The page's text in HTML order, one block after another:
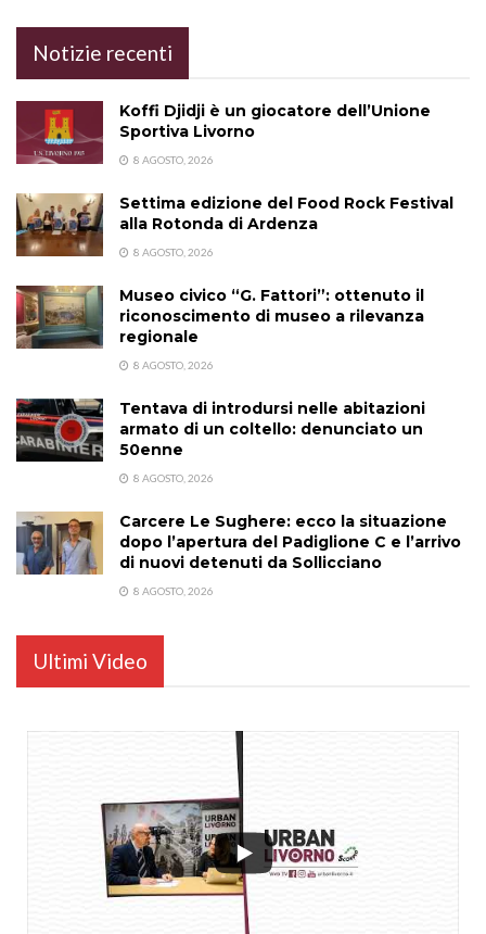
Notizie recenti
Koffi Djidji è un giocatore dell’Unione
Sportiva Livorno
8 AGOSTO, 2026
Settima edizione del Food Rock Festival
alla Rotonda di Ardenza
8 AGOSTO, 2026
Museo civico “G. Fattori”: ottenuto il
riconoscimento di museo a rilevanza
regionale
8 AGOSTO, 2026
Tentava di introdursi nelle abitazioni
armato di un coltello: denunciato un
50enne
8 AGOSTO, 2026
Carcere Le Sughere: ecco la situazione
dopo l’apertura del Padiglione C e l’arrivo
di nuovi detenuti da Sollicciano
8 AGOSTO, 2026
Ultimi Video